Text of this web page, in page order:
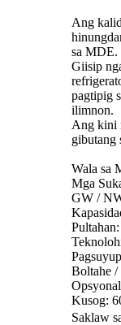
Ang
sa MDE.
Giisip
pagtipig
ilimnon.
Ang kini
gibutang
Wala sa
Mga
GW /
Pagsuyup
Boltahe
Kusog:
Saklaw